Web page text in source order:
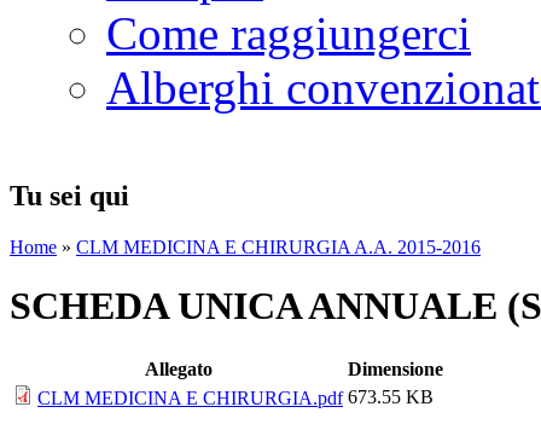
Come raggiungerci
Alberghi
Tu sei qui
Home » CLM MEDICINA E CHIRURGIA A.A. 2015-2016
SCHEDA UNICA ANNUALE
Allegato
Dimensione
CLM MEDICINA E CHIRURGIA.pdf 673.55 KB